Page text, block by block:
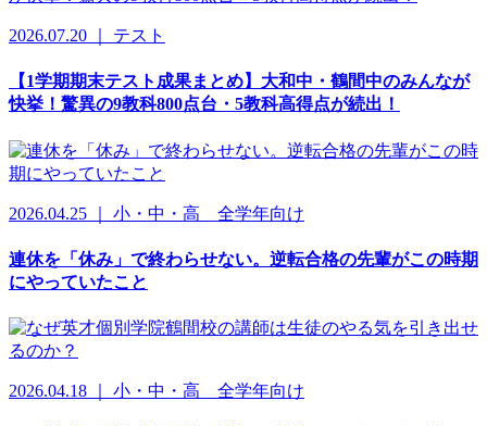
2026.07.20 ｜ テスト
【1学期期末テスト成果まとめ】大和中・鶴間中のみんなが
快挙！驚異の9教科800点台・5教科高得点が続出！
2026.04.25 ｜ 小・中・高 全学年向け
連休を「休み」で終わらせない。逆転合格の先輩がこの時期
にやっていたこと
2026.04.18 ｜ 小・中・高 全学年向け